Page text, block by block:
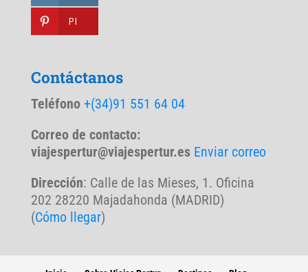
PI
Contáctanos
Teléfono +(34)91 551 64 04
Correo de contacto:
viajespertur@viajespertur.es Enviar correo
Dirección: Calle de las Mieses, 1. Oficina
202 28220 Majadahonda (MADRID)
(Cómo llegar)